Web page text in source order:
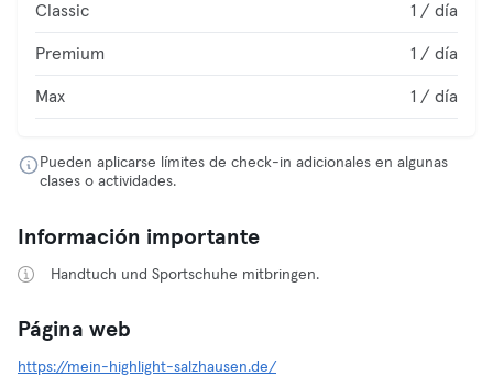
Classic 1 / día
Premium 1 / día
Max 1 / día
Pueden aplicarse límites de check-in adicionales en algunas
clases o actividades.
Información importante
Handtuch und Sportschuhe mitbringen.
Página web
https://mein-highlight-salzhausen.de/